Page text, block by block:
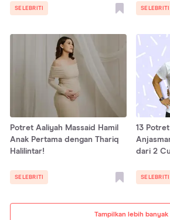
Tampilkan lebih banyak
SELEBRITI SELEBRITI
Potret Aaliyah Massaid Hamil
Anak Pertama dengan Thariq
Halilintar!
SELEBRITI
13
dari 2
SELEBRITI